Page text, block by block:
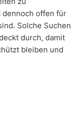
offen für
Solche Suchen
durch, damit
bleiben und